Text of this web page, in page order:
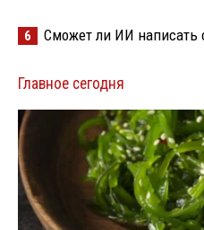
6 Сможет ли ИИ написать
Главное сегодня